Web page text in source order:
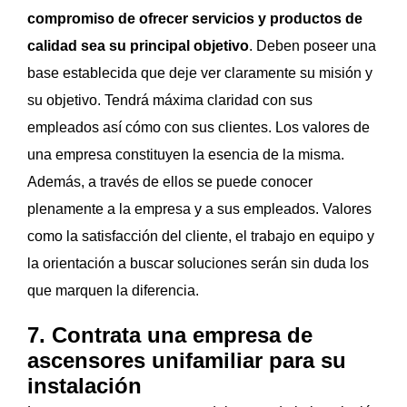
compromiso de ofrecer servicios y productos de
calidad sea su principal objetivo. Deben poseer una
base establecida que deje ver claramente su misión y
su objetivo. Tendrá máxima claridad con sus
empleados así cómo con sus clientes. Los valores de
una empresa constituyen la esencia de la misma.
Además, a través de ellos se puede conocer
plenamente a la empresa y a sus empleados. Valores
como la satisfacción del cliente, el trabajo en equipo y
la orientación a buscar soluciones serán sin duda los
que marquen la diferencia.
7. Contrata una empresa de
ascensores unifamiliar para su
instalación